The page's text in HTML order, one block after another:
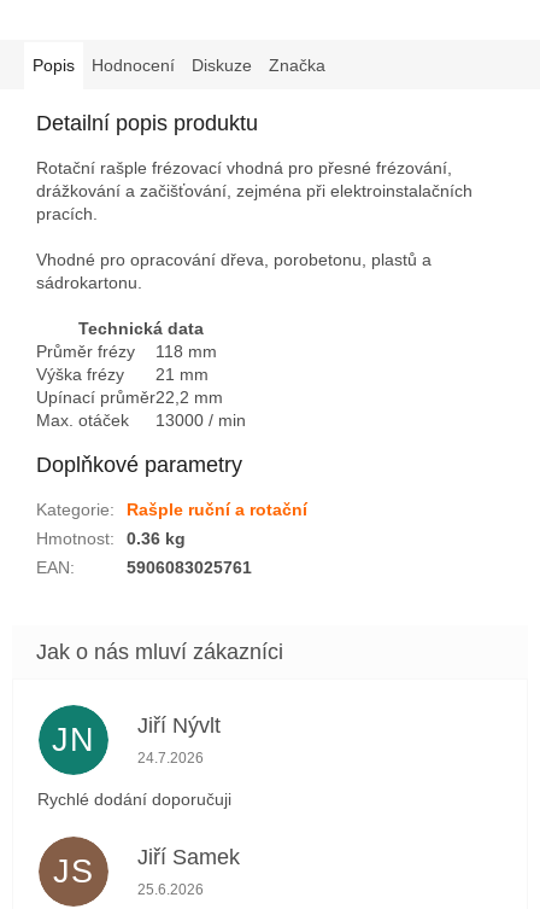
Popis Hodnocení Diskuze Značka
Detailní popis produktu
Rotační rašple frézovací vhodná pro přesné frézování,
drážkování a začišťování, zejména při elektroinstalačních
pracích.
Vhodné pro opracování dřeva, porobetonu, plastů a
sádrokartonu.
Technická data
Průměr frézy
118 mm
Výška frézy
21 mm
Upínací průměr22,2 mm
Max. otáček
13000 / min
Doplňkové parametry
Kategorie:
Rašple ruční a rotační
Hmotnost:
0.36 kg
EAN: 5906083025761
JN Jiří Nývlt
Hodnocení obchodu je 5 z 5 hvězdiček.
24.7.2026
Rychlé dodání doporučuji
JS Jiří Samek
Hodnocení obchodu je 5 z 5 hvězdiček.
25.6.2026